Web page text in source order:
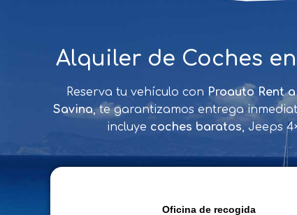
Alquiler de Coches
Reserva tu vehículo con Proauto Rent
Savina, te garantizamos entrega
incluye coches baratos , Jeeps